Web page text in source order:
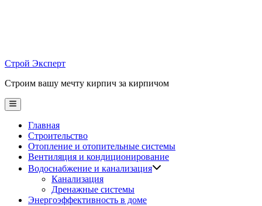
Строй Эксперт
Строим вашу мечту кирпич за кирпичом
Main
Menu
Главная
Строительство
Отопление и отопительные системы
Вентиляция и кондиционирование
Водоснабжение и канализация
Канализация
Дренажные системы
Энергоэффективность в доме